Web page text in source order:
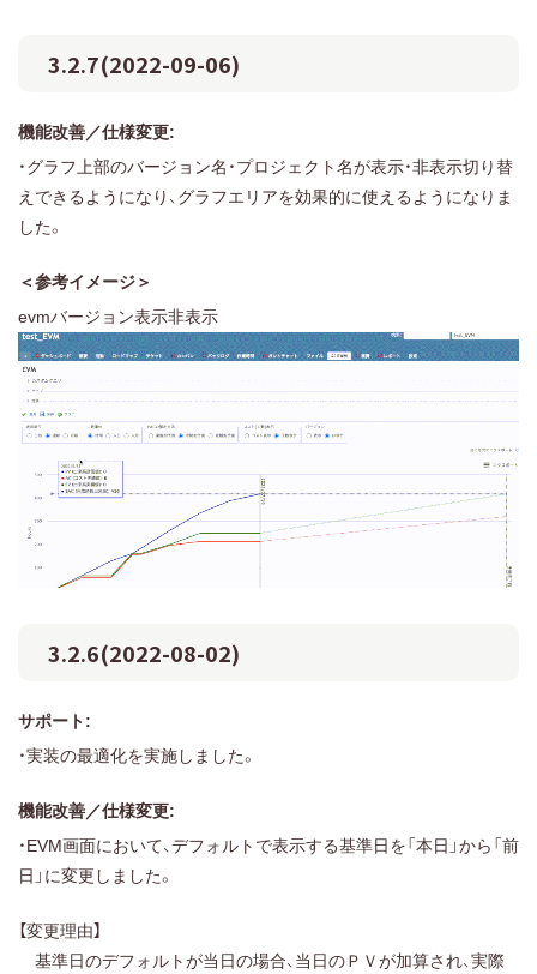
3.2.7(2022-09-06)
機能改善／仕様変更:
・グラフ上部のバージョン名・プロジェクト名が表示・非表示切り替
えできるようになり、グラフエリアを効果的に使えるようになりま
した。
＜参考イメージ＞
evmバージョン表示非表示
3.2.6(2022-08-02)
サポート:
・実装の最適化を実施しました。
機能改善／仕様変更:
・EVM画面において、デフォルトで表示する基準日を「本日」から「前
日」に変更しました。
【変更理由】
基準日のデフォルトが当日の場合、当日のＰＶが加算され、実際